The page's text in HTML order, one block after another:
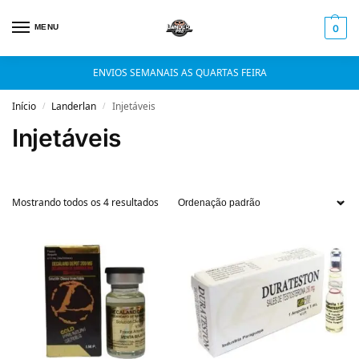
MENU 0
ENVIOS SEMANAIS AS QUARTAS FEIRA
Início / Landerlan / Injetáveis
Injetáveis
Mostrando todos os 4 resultados